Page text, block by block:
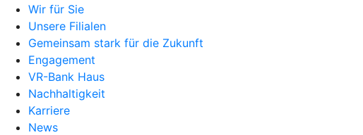
Wir für Sie
Unsere Filialen
Gemeinsam stark für die Zukunft
Engagement
VR-Bank Haus
Nachhaltigkeit
Karriere
News